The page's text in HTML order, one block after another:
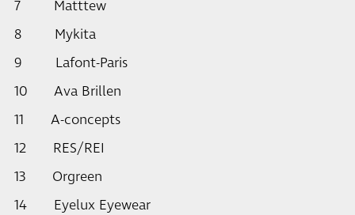
7 Matttew
8 Mykita
9 Lafont-Paris
10 Ava Brillen
11 A-concepts
12 RES/REI
13 Orgreen
14 Eyelux Eyewear